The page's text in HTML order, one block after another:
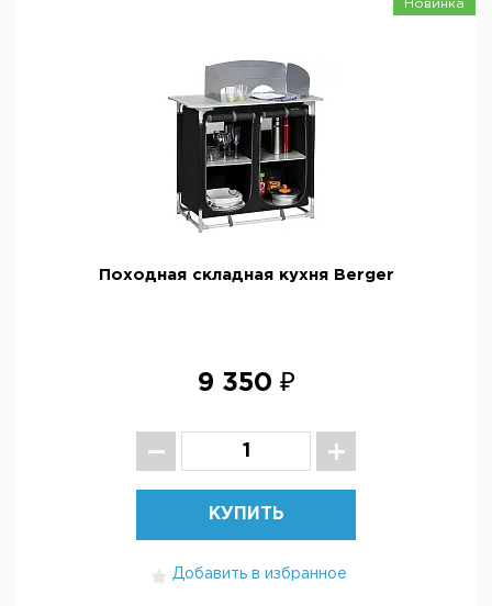
Новинка
Походная складная кухня Berger
9 350 ₽
КУПИТЬ
Добавить в избранное